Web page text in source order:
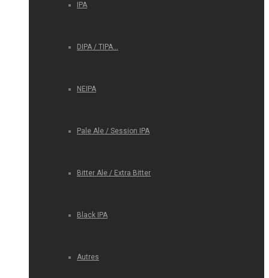
IPA
DIPA / TIPA…
NEIPA
Pale Ale / Session IPA
Bitter Ale / Extra Bitter
Black IPA
Autres